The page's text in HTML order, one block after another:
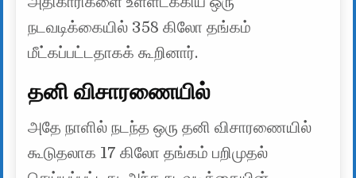
நடவடிக்கையில் 358 கிலோ தங்கம்
மீட்கப்பட்டதாகக் கூறினார்.
தனி விசாரணையில்
அதே நாளில் நடந்த ஒரு தனி விசாரணையில்
கூடுதலாக 17 கிலோ தங்கம் பறிமுதல்